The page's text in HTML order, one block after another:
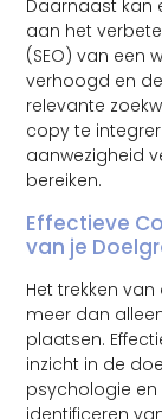
Daarnaast kan
aan het
(SEO) van een
verhoogd en
relevante
copy te
aanwezigheid
bereiken.
Effectieve
van je
Het trekken
meer dan
plaatsen.
inzicht in de
psychologie
identificeren